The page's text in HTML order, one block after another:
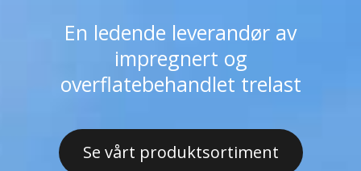
En ledende leverandør av
impregnert og
overflatebehandlet trelast
Se vårt produktsortiment